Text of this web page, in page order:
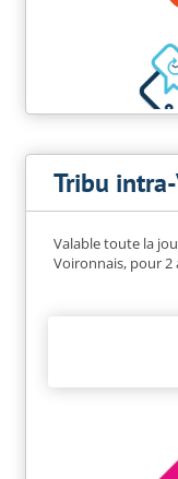
Tribu
Valable toute la
Voironnais, pour 2